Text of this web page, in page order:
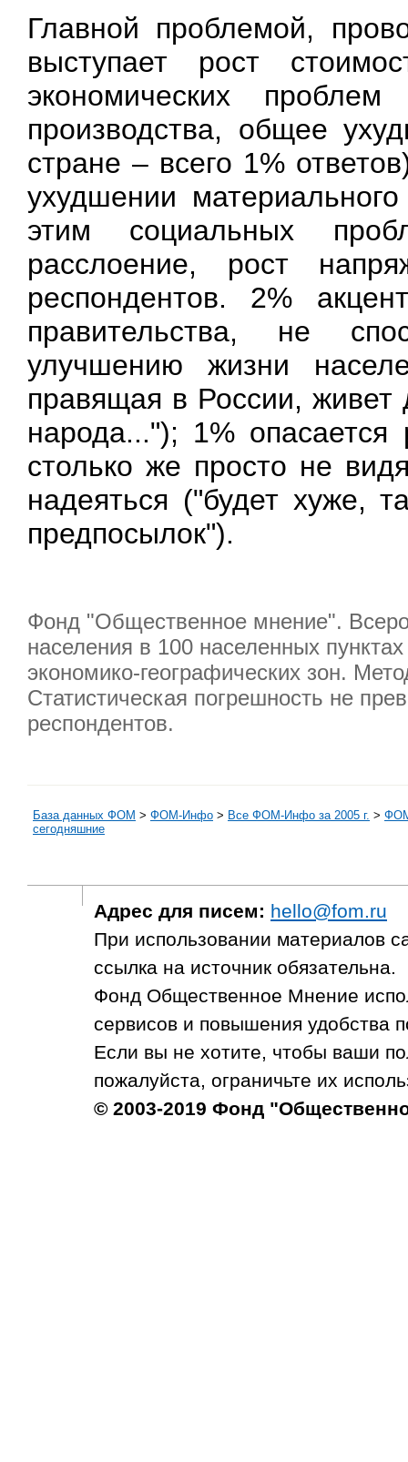
Главной проблемой,
выступает рост
экономических
производства, общее
стране – всего 1%
ухудшении
этим социальных
расслоение, рост
респондентов. 2%
правительства, не
улучшению жизни
правящая в России,
народа..."); 1% опасается
столько же просто не
надеяться ("будет хуже,
предпосылок").
Фонд "Общественное мнение".
населения в 100 населенных
экономико-географических зон.
Статистическая погрешность не
респондентов.
База данных ФОМ > ФOM-Инфо > Все ФОМ-Инфо за 2005 г. >
сегодняшние
Адрес для писем: hello@fom.ru
При использовании материалов
ссылка на источник обязательна.
Фонд Общественное Мнение
сервисов и повышения удобства
Если вы не хотите, чтобы ваши
пожалуйста, ограничьте их
© 2003-2019 Фонд